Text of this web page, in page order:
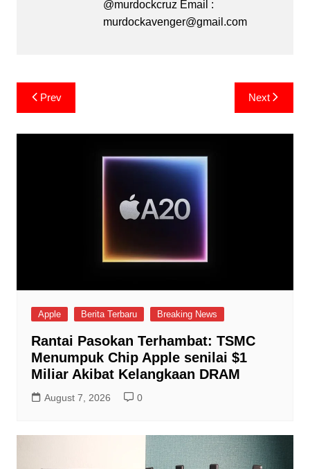
@murdockcruz Email :
murdockavenger@gmail.com
Post
navigation
Prev Next
Apple Berita Terbaru Breaking News
Rantai Pasokan Terhambat: TSMC
Menumpuk Chip Apple senilai $1
Miliar Akibat Kelangkaan DRAM
August 7, 2026 0